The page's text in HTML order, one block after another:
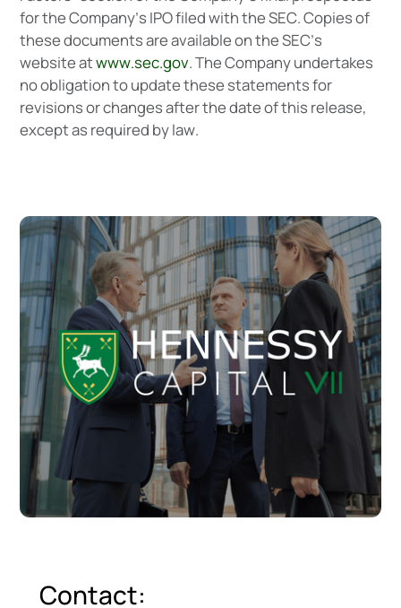
fortheCompany’s IPOfiledwiththeSEC.Copiesof
thesedocumentsareavailableontheSEC’s
websiteatwww.sec.gov.TheCompanyundertakes
noobligationtoupdatethese statementsfor
revisionsorchangesafterthedateofthis release,
exceptas required bylaw.
Contact: